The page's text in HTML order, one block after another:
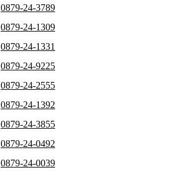
0879-24-3789
0879-24-1309
0879-24-1331
0879-24-9225
0879-24-2555
0879-24-1392
0879-24-3855
0879-24-0492
0879-24-0039